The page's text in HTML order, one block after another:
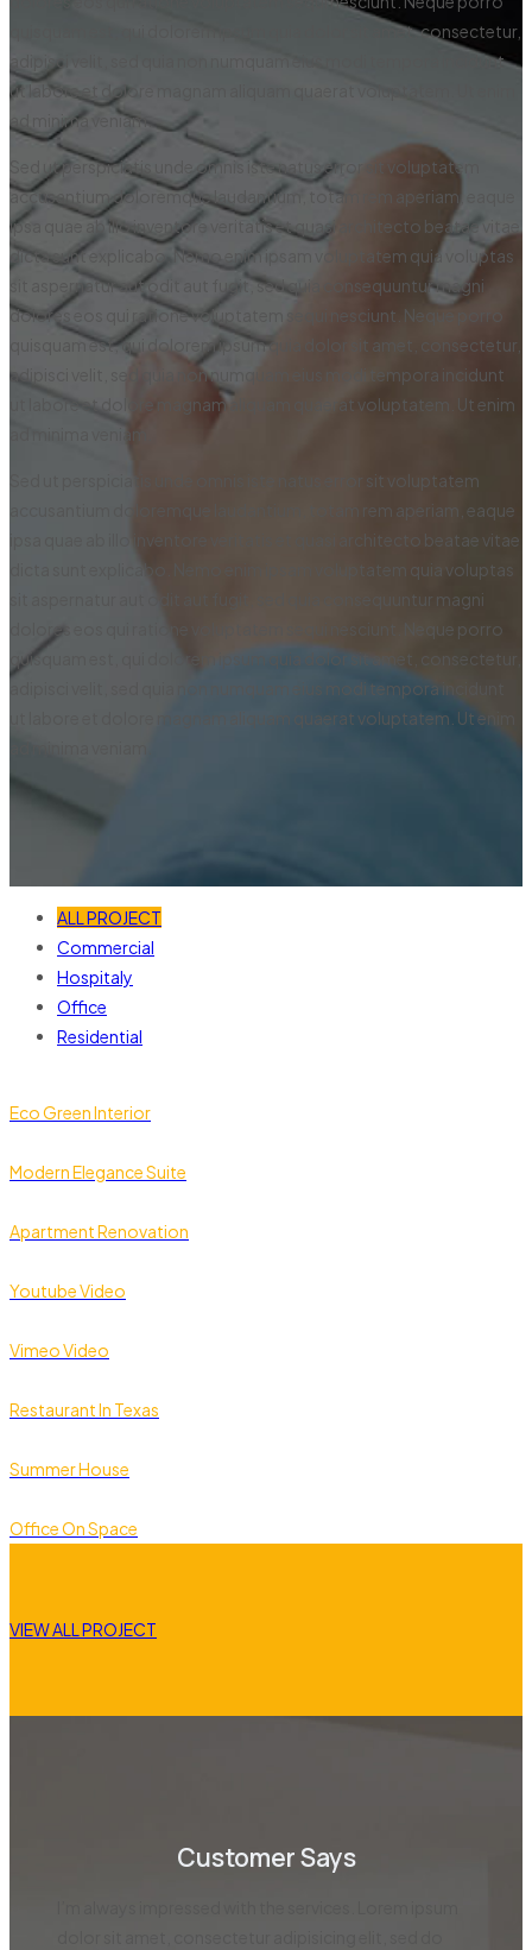
quisquam est, qui dolorem ipsum quia dolor sit amet, consectetur,
adipisci velit, sed quia non numquam eius modi tempora incidunt
ut labore et dolore magnam aliquam quaerat voluptatem. Ut enim
ad minima veniam.
Sed ut perspiciatis unde omnis iste natus error sit voluptatem
accusantium doloremque laudantium, totam rem aperiam, eaque
ipsa quae ab illo inventore veritatis et quasi architecto beatae vitae
dicta sunt explicabo. Nemo enim ipsam voluptatem quia voluptas
sit aspernatur aut odit aut fugit, sed quia consequuntur magni
dolores eos qui ratione voluptatem sequi nesciunt. Neque porro
quisquam est, qui dolorem ipsum quia dolor sit amet, consectetur,
adipisci velit, sed quia non numquam eius modi tempora incidunt
ut labore et dolore magnam aliquam quaerat voluptatem. Ut enim
ad minima veniam.
Sed ut perspiciatis unde omnis iste natus error sit voluptatem
accusantium doloremque laudantium, totam rem aperiam, eaque
ipsa quae ab illo inventore veritatis et quasi architecto beatae vitae
dicta sunt explicabo. Nemo enim ipsam voluptatem quia voluptas
sit aspernatur aut odit aut fugit, sed quia consequuntur magni
dolores eos qui ratione voluptatem sequi nesciunt. Neque porro
quisquam est, qui dolorem ipsum quia dolor sit amet, consectetur,
adipisci velit, sed quia non numquam eius modi tempora incidunt
ut labore et dolore magnam aliquam quaerat voluptatem. Ut enim
ALL PROJECT
Commercial
Hospitaly
Office
Residential
Eco Green Interior
Modern Elegance Suite
Apartment Renovation
Youtube Video
Vimeo Video
Restaurant In Texas
Summer House
Office On Space
VIEW ALL PROJECT
Customer Says